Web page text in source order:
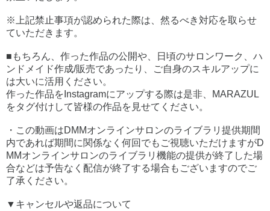
※上記禁止事項が認められた際は、然るべき対応を取らせ
ていただきます。
■もちろん、作った作品の公開や、日頃のサロンワーク、ハ
ンドメイド作成/販売であったり、ご自身のスキルアップに
は大いに活用ください。
作った作品をInstagramにアップする際は是非、MARAZUL
をタグ付けして皆様の作品を見せてください。
・この動画はDMMオンラインサロンのライブラリ提供期間
内であれば期間に関係なく何回でもご視聴いただけますがD
MMオンラインサロンのライブラリ機能の提供が終了した場
合などは予告なく配信が終了する場合もございますのでご
了承ください。
▼キャンセルや返品について